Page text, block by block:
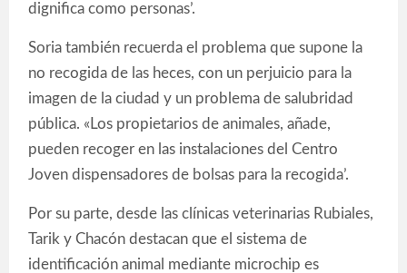
dignifica como personas’.
Soria también recuerda el problema que supone la
no recogida de las heces, con un perjuicio para la
imagen de la ciudad y un problema de salubridad
pública. «Los propietarios de animales, añade,
pueden recoger en las instalaciones del Centro
Joven dispensadores de bolsas para la recogida’.
Por su parte, desde las clínicas veterinarias Rubiales,
Tarik y Chacón destacan que el sistema de
identificación animal mediante microchip es